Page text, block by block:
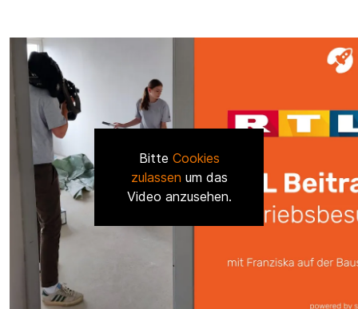
Bitte Cookies
zulassen um das
Video anzusehen.